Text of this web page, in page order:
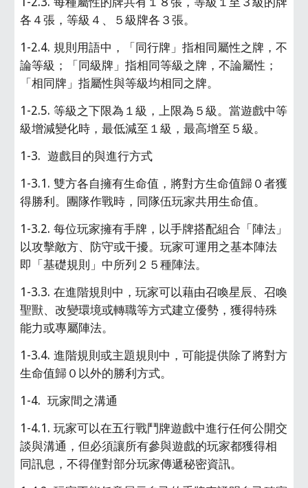
各４張，等級４、５級牌各３張。
1-2.4. 規則用語中，「同行牌」指相同屬性之牌，不
論等級；「同級牌」指相同等級之牌，不論屬性；
「相同牌」指屬性與等級均相同之牌。
1-2.5. 等級之下限為１級，上限為５級。當遊戲中等
級增減變化時，最低減至１級，最高增至５級。
1-3.  遊戲目的與進行方式
1-3.1. 雙方各自擁有生命值，將對方生命值歸０者獲
得勝利。團隊作戰時，同隊伍玩家共用生命值。
1-3.2. 每位玩家擁有手牌，以手牌搭配組合「陣法」
以攻擊敵方、防守或干擾。玩家可運用之基本陣法
即「基礎規則」中所列２５種陣法。
1-3.3. 在進階規則中，玩家可以藉由召喚星辰、召喚
聖獸、改變環境或轉職等方式建立優勢，獲得特殊
能力或專屬陣法。
1-3.4. 進階規則或主題規則中，可能提供除了將對方
生命值歸０以外的勝利方式。
1-4.  玩家間之溝通
1-4.1. 玩家可以在五行戰鬥牌遊戲中進行任何公開交
談與溝通，但必須讓所有參與遊戲的玩家都獲得相
同訊息，不得僅對部分玩家傳遞秘密資訊。